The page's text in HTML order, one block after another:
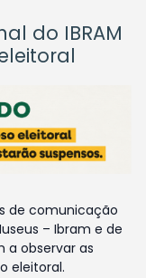
do IBRAM
de comunicação
– Ibram e de
a observar as
eleitoral.